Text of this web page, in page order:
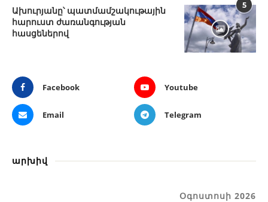
5
Ախուրյանը՝ պատմամշակութային
հարուստ ժառանգության
հասցեներով
Facebook Youtube
Email Telegram
արխիվ
Օգոստոսի 2026